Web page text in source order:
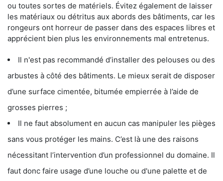
ou toutes sortes de matériels. Évitez également de laisser
les matériaux ou détritus aux abords des bâtiments, car les
rongeurs ont horreur de passer dans des espaces libres et
apprécient bien plus les environnements mal entretenus.
Il n'est pas recommandé d’installer des pelouses ou des
arbustes à côté des bâtiments. Le mieux serait de disposer
d’une surface cimentée, bitumée empierrée à l’aide de
grosses pierres ;
Il ne faut absolument en aucun cas manipuler les pièges
sans vous protéger les mains. C’est là une des raisons
nécessitant l’intervention d’un professionnel du domaine. Il
faut donc faire usage d’une louche ou d'une palette et de